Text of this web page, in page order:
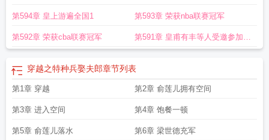
第594章 皇上游遍全国1 第593章 荣获nba联赛冠军
第592章 荣获cba联赛冠军 第591章 皇甫有丰等人受邀参加省
穿越之特种兵娶夫郎章节列表
第1章 穿越 第2章 俞莲儿拥有空间
第3章 进入空间 第4章 饱餐一顿
第5章 俞莲儿落水 第6章 梁世德充军